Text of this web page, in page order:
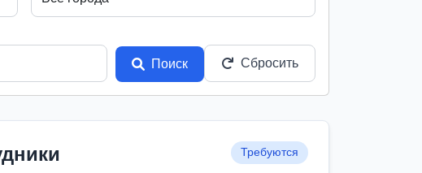
Поиск
Сбросить
Требуются